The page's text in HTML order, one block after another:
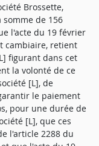
Brossette,
de 156
l'acte du 19 février
cambiaire, retient
figurant dans cet
la volonté de ce
[L], de
le paiement
pour une durée de
[L], que ces
l'article 2288 du